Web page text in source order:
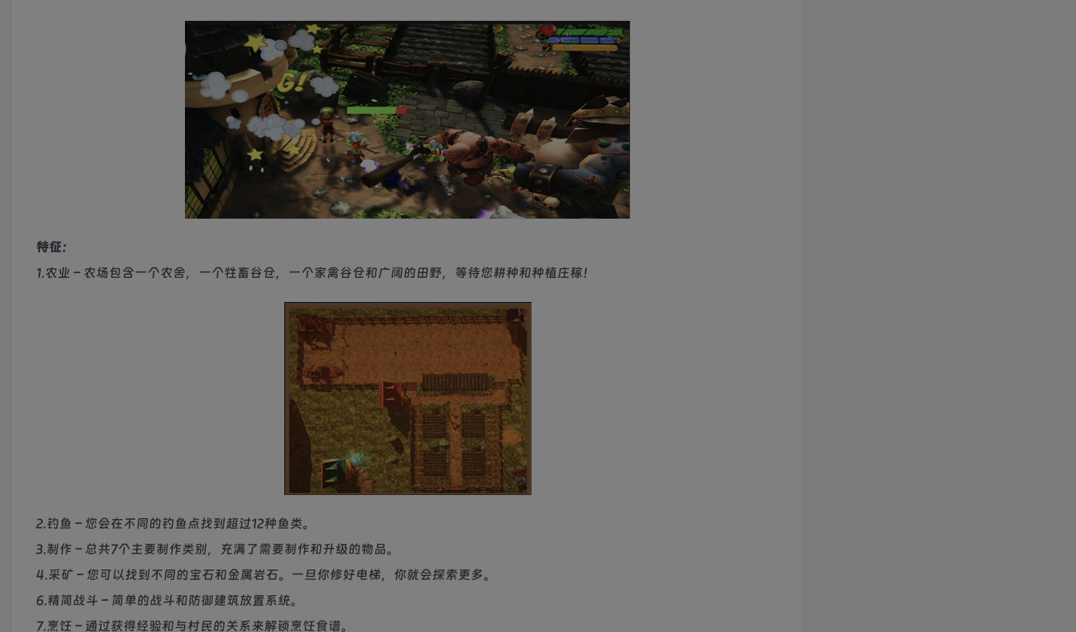
特征：
1.农业 – 农场包含一个农舍，一个牲畜谷仓，一个家禽谷仓和广阔的田野，等待您耕种和种植庄稼！
2.钓鱼 – 您会在不同的钓鱼点找到超过12种鱼类。
3.制作 – 总共7个主要制作类别，充满了需要制作和升级的物品。
4.采矿 – 您可以找到不同的宝石和金属岩石。一旦你修好电梯，你就会探索更多。
6.精简战斗 – 简单的战斗和防御建筑放置系统。
7.烹饪 – 通过获得经验和与村民的关系来解锁烹饪食谱。